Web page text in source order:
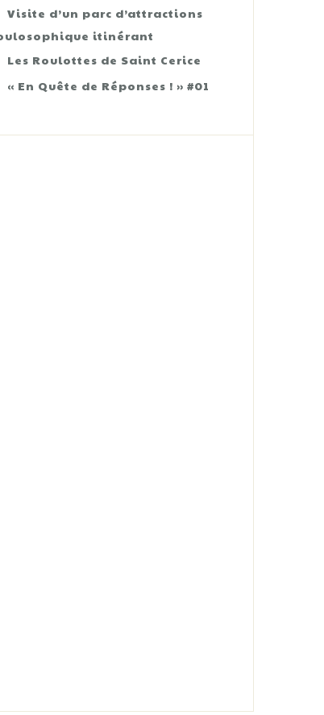
Visite d’un parc d’attractions
itinérant
Les Roulottes de Saint Cerice
« En Quête de Réponses ! » #01